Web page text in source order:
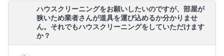
ハウスクリーニングをお願いしたいのですが、部屋が
狭いため業者さんが道具を運び込めるか分かりませ
ん。それでもハウスクリーニングをしていただけます
か？